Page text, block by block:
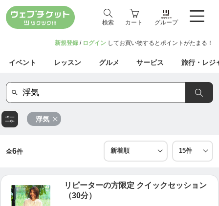
検索 カート グループ
新規登録 / ログイン してお買い物するとポイントがたまる！
イベント レッスン グルメ サービス 旅行・レジ
浮気
全6件
リピーターの方限定 クイックセッション
（30分）